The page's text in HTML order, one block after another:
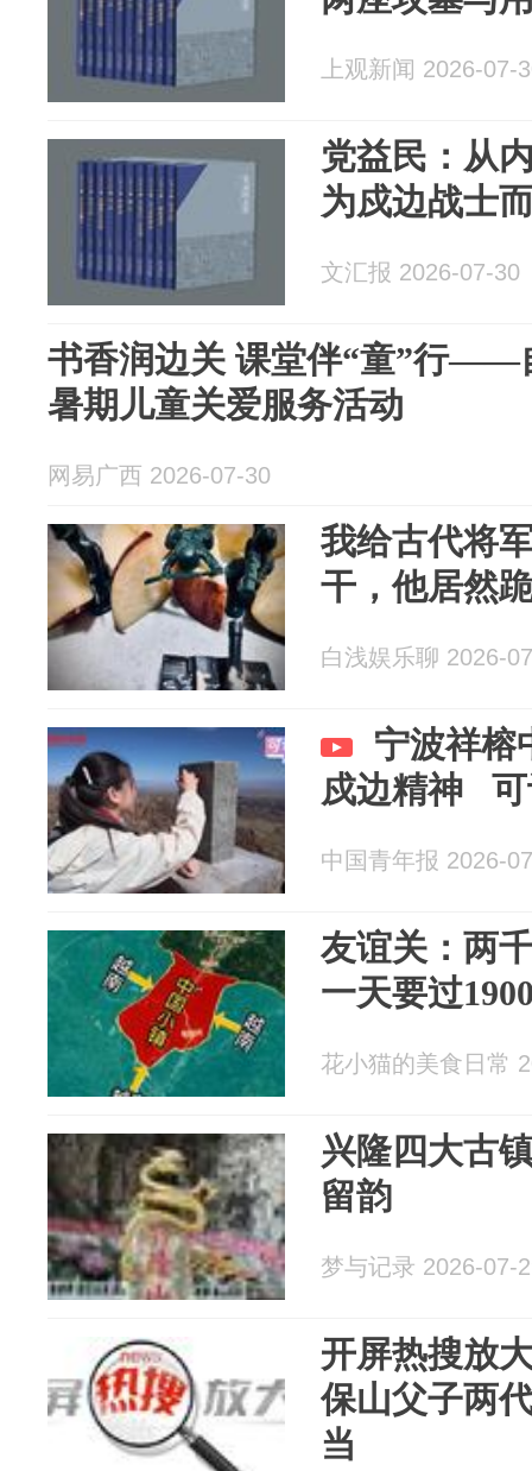
上观新闻 2026-07-
党益民：从
为戍边战士
文汇报 2026-07-30
书香润边关 课堂伴“童”行——
暑期儿童关爱服务活动
网易广西 2026-07-30
我给古代将
干，他居然
白浅娱乐聊 2026-
宁波祥榕
戍边精神
中国青年报 2026-
友谊关：两
一天要过
花小猫的美食日常
兴隆四大古
留韵
梦与记录 2026-07-
开屏热搜放
保山父子两
当